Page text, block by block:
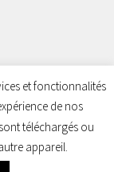
réservés.
et fonctionnalités
de nos
téléchargés ou
appareil.